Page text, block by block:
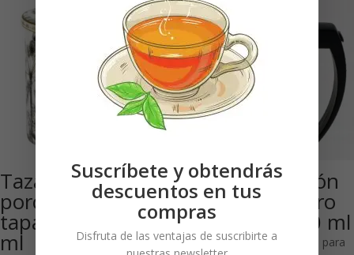
Taza de
porcelana con
tapa ‘Ceylon’ 350
ml
Tetera de pistón
cristal con acero
inoxidable 600 ml
Necesitas estar registrado para
Suscríbete y obtendrás
descuentos en tus
compras
Disfruta de las ventajas de suscribirte a